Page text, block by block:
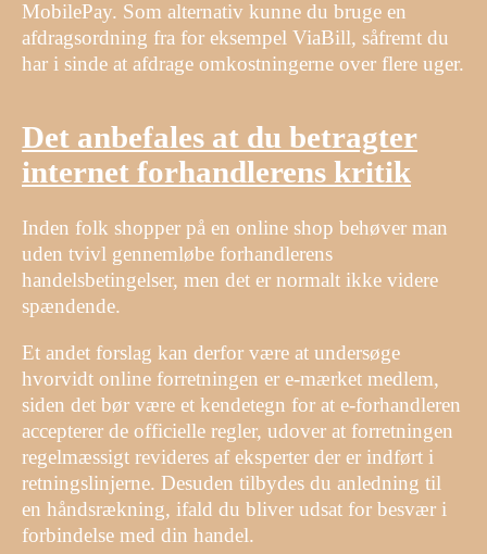
MobilePay. Som alternativ kunne du bruge en
afdragsordning fra for eksempel ViaBill, såfremt du
har i sinde at afdrage omkostningerne over flere uger.
Det anbefales at du betragter
internet forhandlerens kritik
Inden folk shopper på en online shop behøver man
uden tvivl gennemløbe forhandlerens
handelsbetingelser, men det er normalt ikke videre
spændende.
Et andet forslag kan derfor være at undersøge
hvorvidt online forretningen er e-mærket medlem,
siden det bør være et kendetegn for at e-forhandleren
accepterer de officielle regler, udover at forretningen
regelmæssigt revideres af eksperter der er indført i
retningslinjerne. Desuden tilbydes du anledning til
en håndsrækning, ifald du bliver udsat for besvær i
forbindelse med din handel.